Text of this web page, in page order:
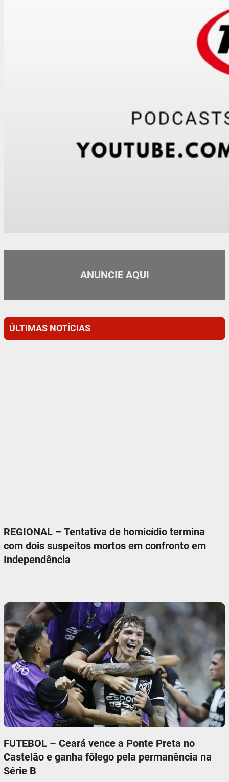
ANUNCIE AQUI
ÚLTIMAS NOTÍCIAS
REGIONAL – Tentativa de homicídio termina
com dois suspeitos mortos em confronto em
Independência
FUTEBOL – Ceará vence a Ponte Preta no
Castelão e ganha fôlego pela permanência na
Série B